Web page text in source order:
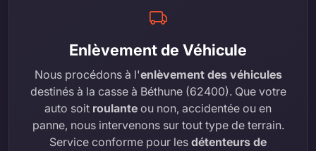
Enlèvement de Véhicule
Nous procédons à l'enlèvement des véhicules
destinés à la casse à Béthune (62400). Que votre
auto soit roulante ou non, accidentée ou en
panne, nous intervenons sur tout type de terrain.
Service conforme pour les détenteurs de